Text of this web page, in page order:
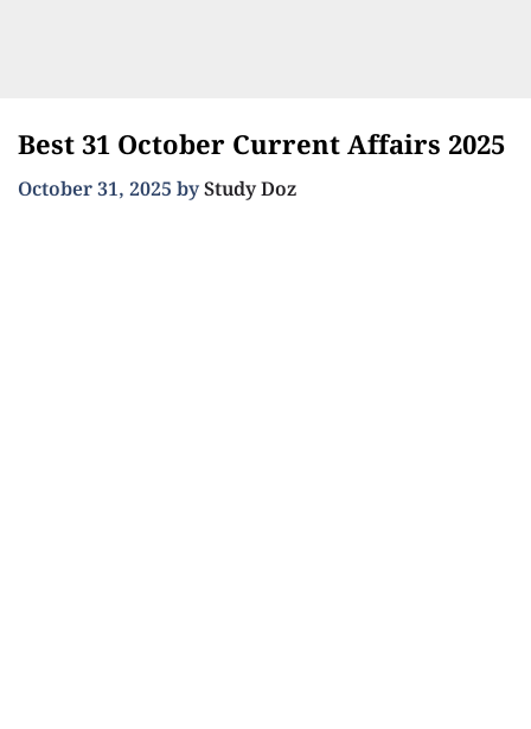
Best 31 October Current Affairs 2025
October 31, 2025 byStudy Doz